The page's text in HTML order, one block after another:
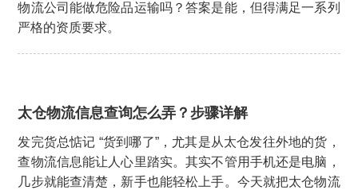
物流公司能做危险品运输吗？答案是能，但得满足一系列
严格的资质要求。
太仓物流信息查询怎么弄？步骤详解
发完货总惦记 “货到哪了”，尤其是从太仓发往外地的货，
查物流信息能让人心里踏实。其实不管用手机还是电脑，
几步就能查清楚，新手也能轻松上手。今天就把太仓物流